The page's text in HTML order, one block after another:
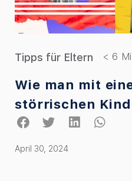
Tipps für Eltern
Wie man mit
störrischen
April 30, 2024